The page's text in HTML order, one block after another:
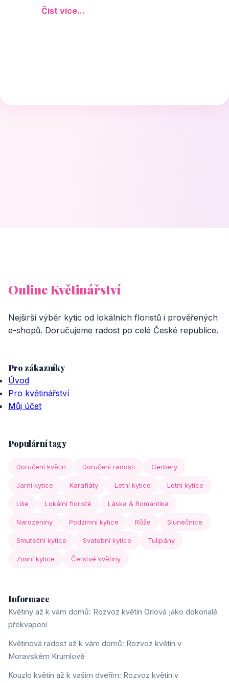
Číst více...
Online Květinářství
Nejširší výběr kytic od lokálních floristů i prověřených
e-shopů. Doručujeme radost po celé České republice.
Pro zákazníky
Úvod
Pro květinářství
Můj účet
Populární tagy
Doručení květin Doručení radosti Gerbery
Jarní kytice Karafiáty Letní kytice Letní kytice
Lilie Lokální floristé Láska & Romantika
Narozeniny Podzimní kytice Růže Slunečnice
Smuteční kytice Svatební kytice Tulipány
Zimní kytice Čerstvé květiny
Informace
Květiny až k vám domů: Rozvoz květin Orlová jako dokonalé
překvapení
Květinová radost až k vám domů: Rozvoz květin v
Moravském Krumlově
Kouzlo květin až k vašim dveřím: Rozvoz květin v